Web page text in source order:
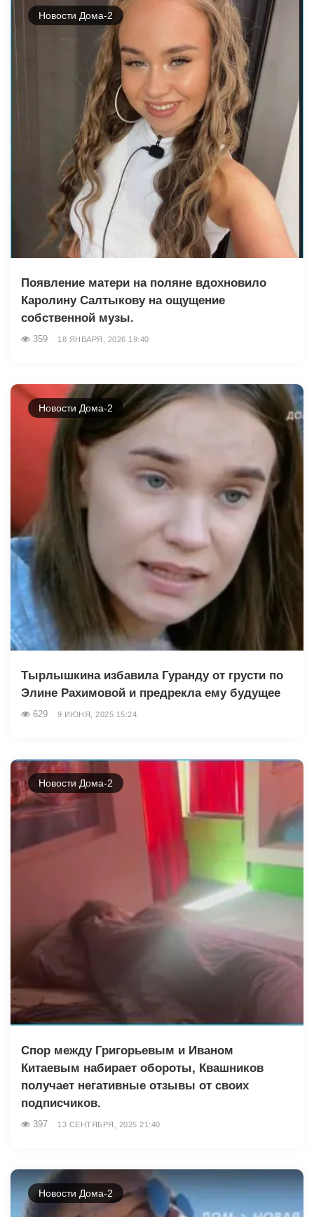
Новости Дома-2
Появление матери на поляне вдохновило
Каролину Салтыкову на ощущение
собственной музы.
359 18 ЯНВАРЯ, 2026 19:40
Новости Дома-2
Тырлышкина избавила Гуранду от грусти по
Элине Рахимовой и предрекла ему будущее
629 9 ИЮНЯ, 2025 15:24
Новости Дома-2
Спор между Григорьевым и Иваном
Китаевым набирает обороты, Квашников
получает негативные отзывы от своих
подписчиков.
397 13 СЕНТЯБРЯ, 2025 21:40
Новости Дома-2